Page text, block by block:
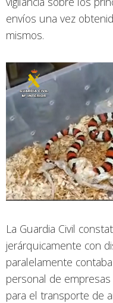
envíos una vez
mismos.
La Guardia Civil
jerárquicamente con
paralelamente
personal de
para el transporte de